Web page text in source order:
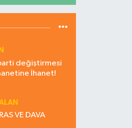
değiştirmesi
İhanet!
VE DAVA